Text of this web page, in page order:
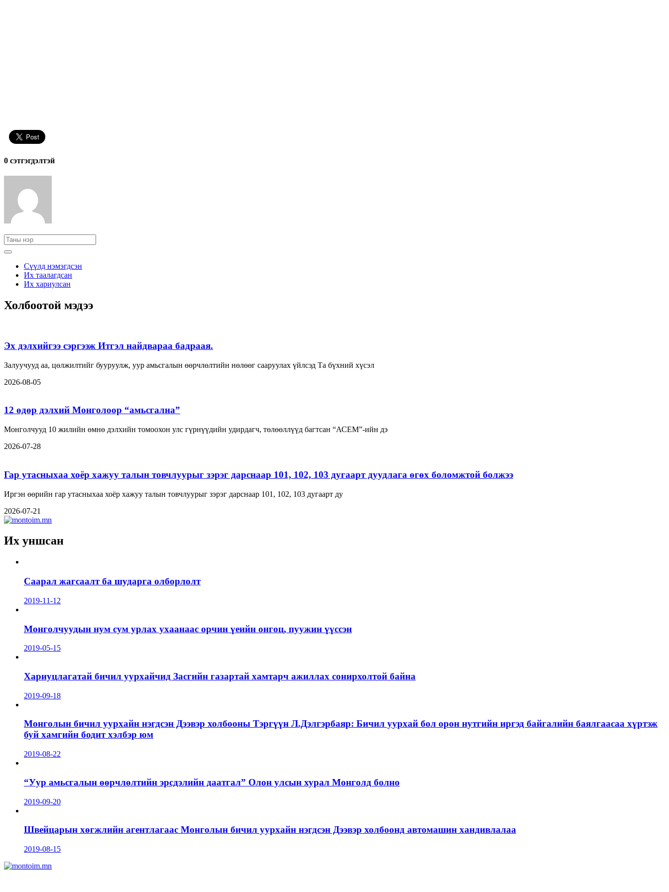
0 cэтгэгдэлтэй
Сүүлд нэмэгдсэн
Их таалагдсан
Их хариулсан
Холбоотой мэдээ
Эх дэлхийгээ сэргээж Итгэл найдвараа бадраая.
Залуучууд аа, цөлжилтийг бууруулж, уур амьсгалын өөрчлөлтийн нөлөөг сааруулах үйлсэд Та бүхний хүсэл
2026-08-05
12 өдөр дэлхий Монголоор “амьсгална”
Монголчууд 10 жилийн өмнө дэлхийн томоохон улс гүрнүүдийн удирдагч, төлөөллүүд багтсан “АСЕМ”-ийн дэ
2026-07-28
Гар утасныхаа хоёр хажуу талын товчлуурыг зэрэг дарснаар 101, 102, 103 дугаарт дуудлага өгөх боломжтой болжээ
Иргэн өөрийн гар утасныхаа хоёр хажуу талын товчлуурыг зэрэг дарснаар 101, 102, 103 дугаарт ду
2026-07-21
Их уншсан
Саарал жагсаалт ба шударга олборлолт
2019-11-12
Монголчуудын нум сум урлах ухаанаас орчин үеийн онгоц, пуужин үүссэн
2019-05-15
Хариуцлагатай бичил уурхайчид Засгийн газартай хамтарч ажиллах сонирхолтой байна
2019-09-18
Монголын бичил уурхайн нэгдсэн Дээвэр холбооны Тэргүүн Л.Дэлгэрбаяр: Бичил уурхай бол орон нутгийн иргэд байгалийн баялгаасаа хүртэж
буй хамгийн бодит хэлбэр юм
2019-08-22
“Уур амьсгалын өөрчлөлтийн эрсдэлийн даатгал” Олон улсын хурал Монголд болно
2019-09-20
Швейцарын хөгжлийн агентлагаас Монголын бичил уурхайн нэгдсэн Дээвэр холбоонд автомашин хандивлалаа
2019-08-15